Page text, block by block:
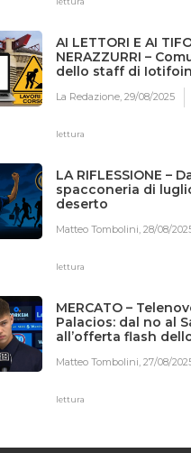
AI LETTORI E AI
NERAZZURRI –
dello staff di
La Redazione,29/08/2025
lettura
LA RIFLESSIONE –
spacconeria di
deserto
Matteo Tombolini,28/08/
lettura
MERCATO –
Palacios: dal no al
all’offerta flash
Matteo Tombolini,27/08/
lettura